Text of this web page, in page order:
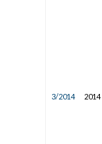
3/2014 2014